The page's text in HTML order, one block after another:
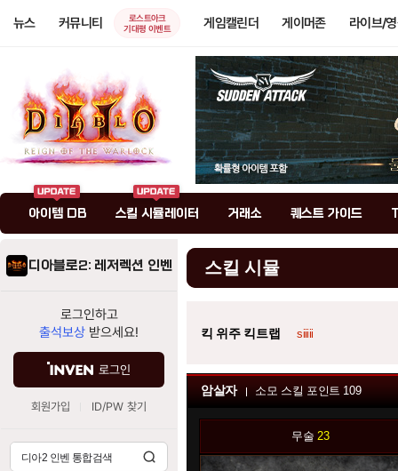
뉴스 커뮤니티
로스트아크
기대평 이벤트
게임캘린더 게이머존 라이브/
아이템 DB 스킬 시뮬레이터 거래소 퀘스트 가이드
디아블로2: 레저렉션 인벤
로그인하고
출석보상 받으세요!
로그인
회원가입 ID/PW 찾기
스킬 시뮬
킥 위주 킥트랩 siiiii
암살자 소모 스킬 포인트 109
무술23